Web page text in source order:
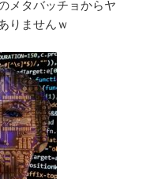
メタバッチョからヤ
りませんｗ